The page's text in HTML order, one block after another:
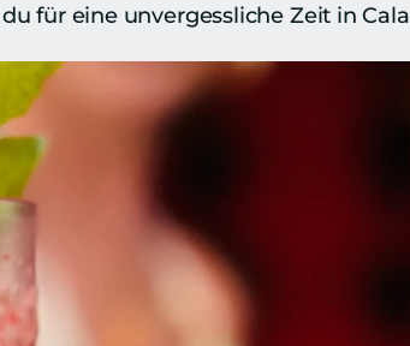
für eine unvergessliche Zeit in Cala